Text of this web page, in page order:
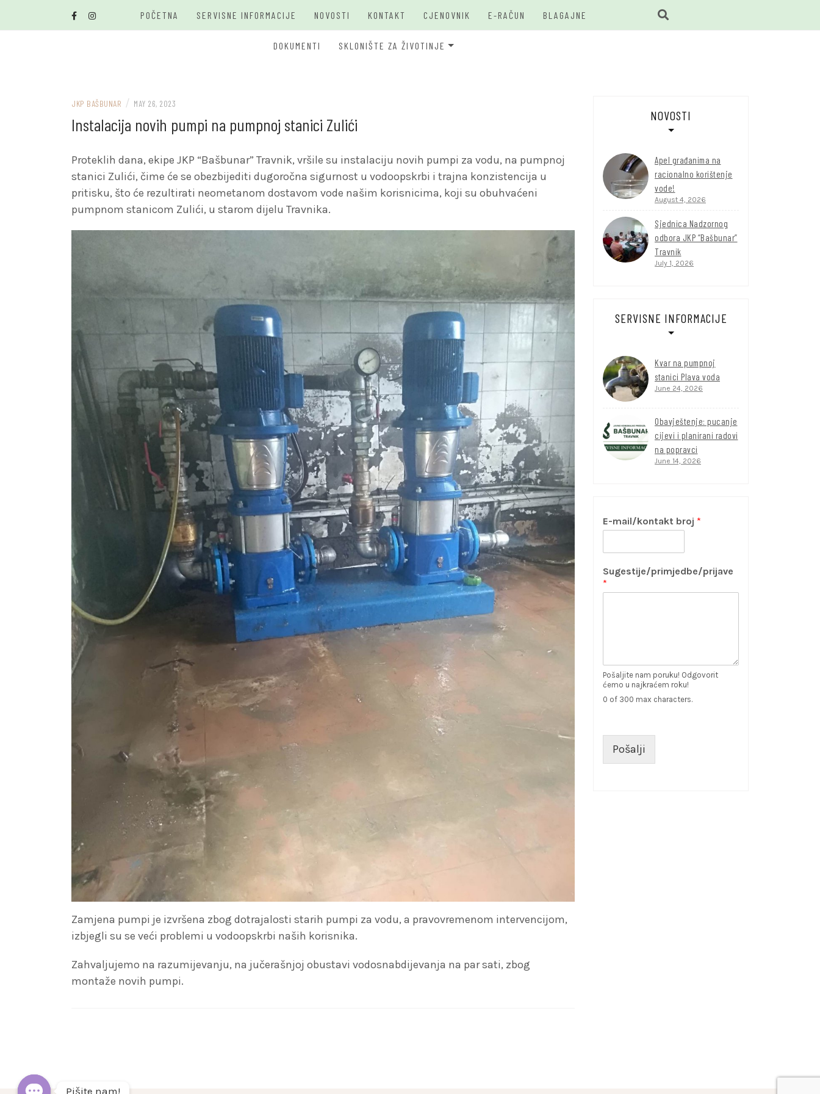
POČETNA SERVISNE INFORMACIJE NOVOSTI KONTAKT CJENOVNIK E-RAČUN BLAGAJNE
DOKUMENTI SKLONIŠTE ZA ŽIVOTINJE
JKP BAŠBUNAR / MAY 26, 2023
Instalacija novih pumpi na pumpnoj stanici Zulići
Proteklih dana, ekipe JKP “Bašbunar” Travnik, vršile su instalaciju novih pumpi za vodu, na pumpnoj
stanici Zulići, čime će se obezbijediti dugoročna sigurnost u vodoopskrbi i trajna konzistencija u
pritisku, što će rezultirati neometanom dostavom vode našim korisnicima, koji su obuhvaćeni
pumpnom stanicom Zulići, u starom dijelu Travnika.
Zamjena pumpi je izvršena zbog dotrajalosti starih pumpi za vodu, a pravovremenom intervencijom,
izbjegli su se veći problemi u vodoopskrbi naših korisnika.
Zahvaljujemo na razumijevanju, na jučerašnjoj obustavi vodosnabdijevanja na par sati, zbog
montaže novih pumpi.
NOVOSTI
Apel građanima na
racionalno korištenje
vode!
August 4, 2026
Sjednica Nadzornog
odbora JKP “Bašbunar”
Travnik
July 1, 2026
SERVISNE INFORMACIJE
Kvar na pumpnoj
stanici Plava voda
June 24, 2026
Obavještenje: pucanje
cijevi i planirani radovi
na popravci
June 14, 2026
E-mail/kontakt broj *
Sugestije/primjedbe/prijave
*
Pošaljite nam poruku! Odgovorit
ćemo u najkraćem roku!
0 of 300 max characters.
Pošalji
Pišite nam!